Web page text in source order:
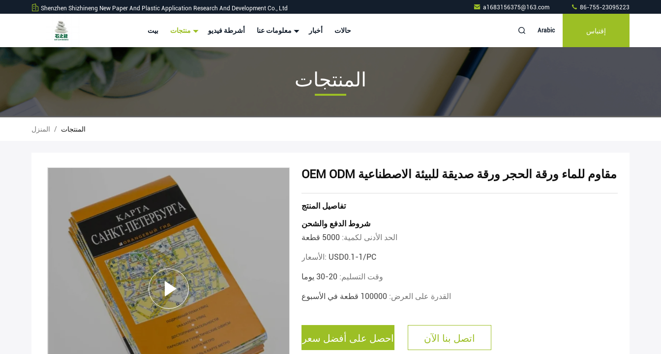
Shenzhen Shizhineng New Paper And Plastic Application Research And Development Co., Ltd a1683156375@163.com 86-755-23095223
بيت أشرطة فيديو أخبار حالات Arabic إقتباس
المنتجات
المنزل / المنتجات
OEM ODM مقاوم للماء ورقة الحجر ورقة صديقة للبيئة الاصطناعية
تفاصيل المنتج
شروط الدفع والشحن
الحد الأدنى لكمية: 5000 قطعة
الأسعار: USD0.1-1/PC
وقت التسليم: 20-30 يوما
القدرة على العرض: 100000 قطعة في الأسبوع
احصل على أفضل سعر اتصل بنا الآن